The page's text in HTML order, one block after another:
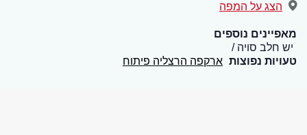
הצג על המפה
מאפיינים נוספים
יש חלב סויה
טעויות נפוצות ארקפה הרצליה פיתוח